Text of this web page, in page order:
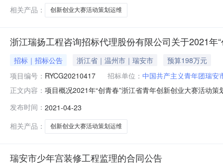
相关产品：
创新创业大赛活动策划运维
浙江瑞扬工程咨询招标代理股份有限公司关于2021
招标｜招标公告 浙江省｜温州市｜瑞安市
预算198万元
项目编号： RYCG20210417 招标单位： 中国共产主义青年团瑞安
正文内容： 项目概况2021年“创青春”浙江省青年创新创业大赛活动
金额（元）：1980000最高限价（元）：1980000采购
发布时间： 2021-04-23
相关产品：
创新创业大赛活动策划运维
瑞安市少年宫装修工程监理的合同公告